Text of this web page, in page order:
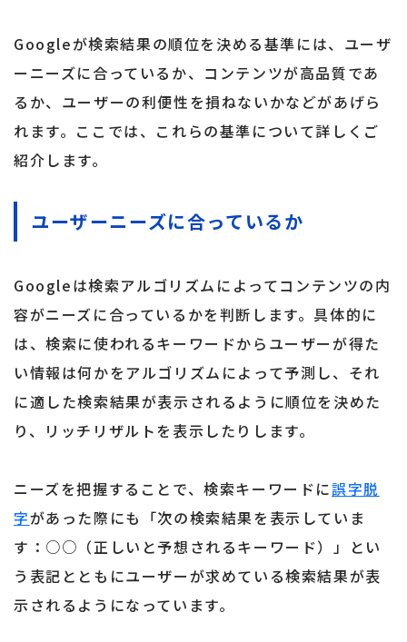
Googleが検索結果の順位を決める基準には、ユーザ
ーニーズに合っているか、コンテンツが高品質であ
るか、ユーザーの利便性を損ねないかなどがあげら
れます。ここでは、これらの基準について詳しくご
紹介します。
ユーザーニーズに合っているか
Googleは検索アルゴリズムによってコンテンツの内
容がニーズに合っているかを判断します。具体的に
は、検索に使われるキーワードからユーザーが得た
い情報は何かをアルゴリズムによって予測し、それ
に適した検索結果が表示されるように順位を決めた
り、リッチリザルトを表示したりします。
ニーズを把握することで、検索キーワードに誤字脱
字があった際にも「次の検索結果を表示していま
す：○○（正しいと予想されるキーワード）」とい
う表記とともにユーザーが求めている検索結果が表
示されるようになっています。